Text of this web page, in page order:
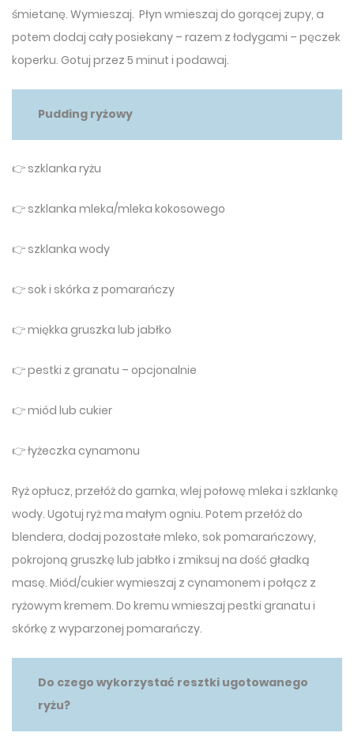
śmietanę. Wymieszaj. Płyn wmieszaj do gorącej zupy, a
potem dodaj cały posiekany – razem z łodygami – pęczek
koperku. Gotuj przez 5 minut i podawaj.
Pudding ryżowy
👉 szklanka ryżu
👉 szklanka mleka/mleka kokosowego
👉 szklanka wody
👉 sok i skórka z pomarańczy
👉 miękka gruszka lub jabłko
👉 pestki z granatu – opcjonalnie
👉 miód lub cukier
👉 łyżeczka cynamonu
Ryż opłucz, przełóż do garnka, wlej połowę mleka i szklankę
wody. Ugotuj ryż ma małym ogniu. Potem przełóż do
blendera, dodaj pozostałe mleko, sok pomarańczowy,
pokrojoną gruszkę lub jabłko i zmiksuj na dość gładką
masę. Miód/cukier wymieszaj z cynamonem i połącz z
ryżowym kremem. Do kremu wmieszaj pestki granatu i
skórkę z wyparzonej pomarańczy.
Do czego wykorzystać resztki ugotowanego
ryżu?